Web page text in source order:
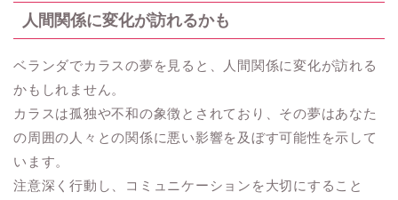
人間関係に変化が訪れるかも
ベランダでカラスの夢を見ると、人間関係に変化が訪れる
かもしれません。
カラスは孤独や不和の象徴とされており、その夢はあなた
の周囲の人々との関係に悪い影響を及ぼす可能性を示して
います。
注意深く行動し、コミュニケーションを大切にすること